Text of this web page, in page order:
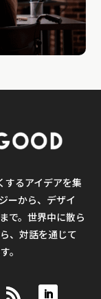
するアイデアを集
ーから、デザイ
で。世界中に散ら
、対話を通じて
。